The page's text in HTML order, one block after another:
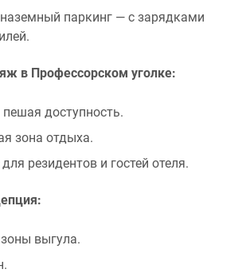
паркинг — с зарядками
в Профессорском уголке:
доступность.
зона отдыха.
резидентов и гостей отеля.
выгула.